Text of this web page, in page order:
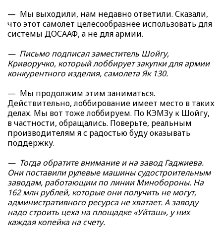
— Мы выходили, нам недавно ответили. Сказали,
что этот самолет целесообразнее использовать для
системы ДОСААФ, а не для армии.
— Письмо подписал заместитель Шойгу,
Криворучко, который лоббирует закупки для армии
конкурентного изделия, самолета Як 130.
— Мы продолжим этим заниматься.
Действительно, лоббирование имеет место в таких
делах. Мы вот тоже лоббируем. По КЭМЗу к Шойгу,
в частности, обращались. Поверьте, реальным
производителям я с радостью буду оказывать
поддержку.
— Тогда обратите внимание и на завод Гаджиева.
Они поставили рулевые машины судостроительным
заводам, работающим по линии Минобороны. На
162 млн рублей, которые они получить не могут,
административного ресурса не хватает. А заводу
надо строить цеха на площадке «Уйташ», у них
каждая копейка на счету.